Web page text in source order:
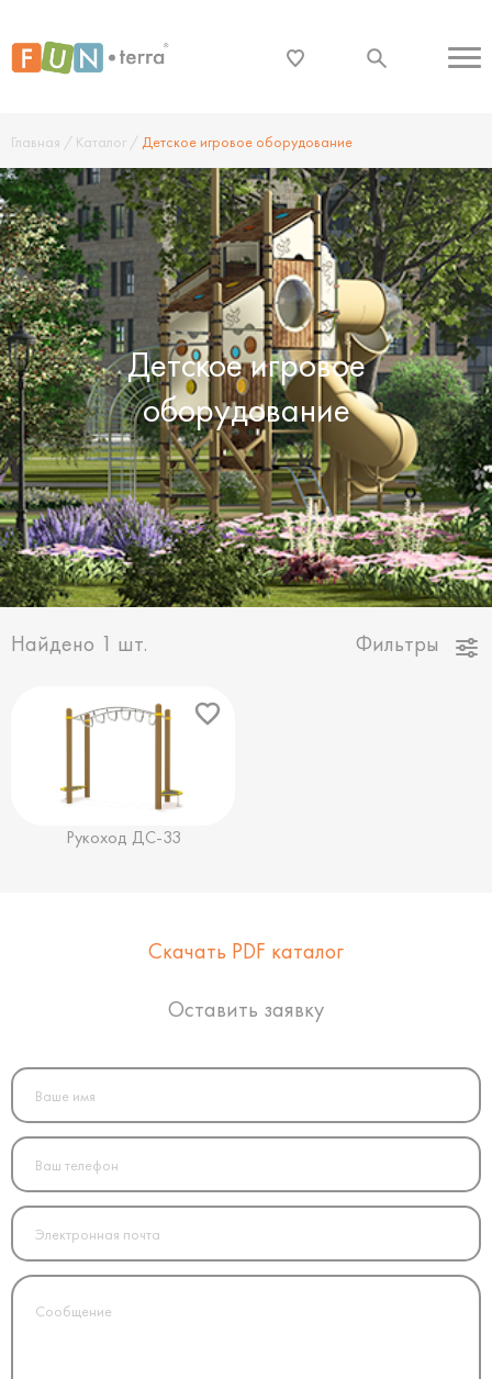
Главная / Каталог / Детское игровое оборудование
Детское игровое
оборудование
Фильтры
Найдено 1 шт.
Рукоход ДС-33
Скачать PDF каталог
Оставить заявку